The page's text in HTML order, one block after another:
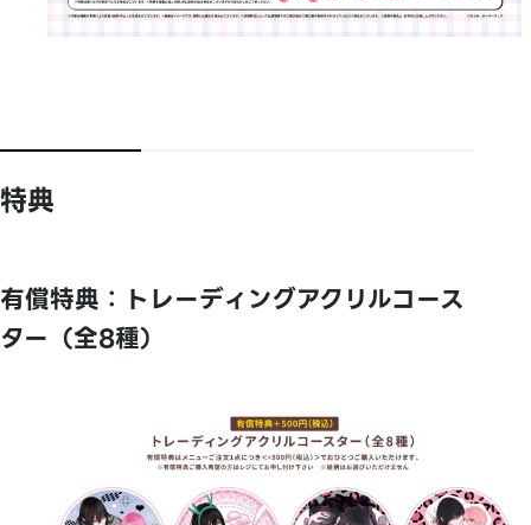
特典
有償特典：トレーディングアクリルコース
ター（全8種）